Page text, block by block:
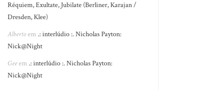
Réquiem, Exultate, Jubilate (Berliner, Karajan /
Dresden, Klee)
Albertoem .: interlúdio :. Nicholas Payton:
Nick@Night
Geeem .: interlúdio :. Nicholas Payton:
Nick@Night